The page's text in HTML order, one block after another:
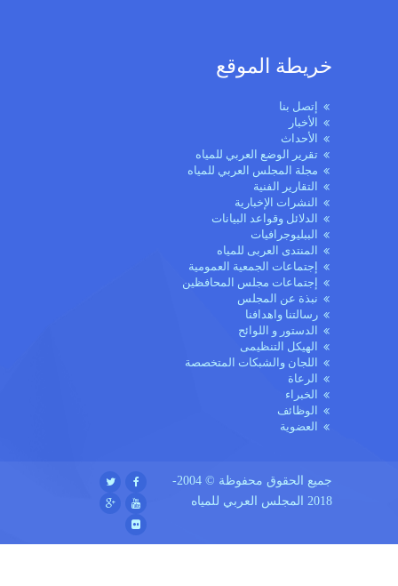
خريطة الموقع
إتصل بنا
الأخبار
الأحداث
تقرير الوضع العربي للمياه
مجلة المجلس العربي للمياه
التقارير الفنية
النشرات الإخبارية
الدلائل وقواعد البيانات
الببليوجرافيات
المنتدى العربى للمياه
إجتماعات الجمعية العمومية
إجتماعات مجلس المحافظين
نبذة عن المجلس
رسالتنا واهدافنا
الدستور و اللوائح
الهيكل التنظيمى
اللجان والشبكات المتخصصة
الرعاة
الخبراء
الوظائف
العضوية
جميع الحقوق محفوظة © 2004-
2018 المجلس العربي للمياه